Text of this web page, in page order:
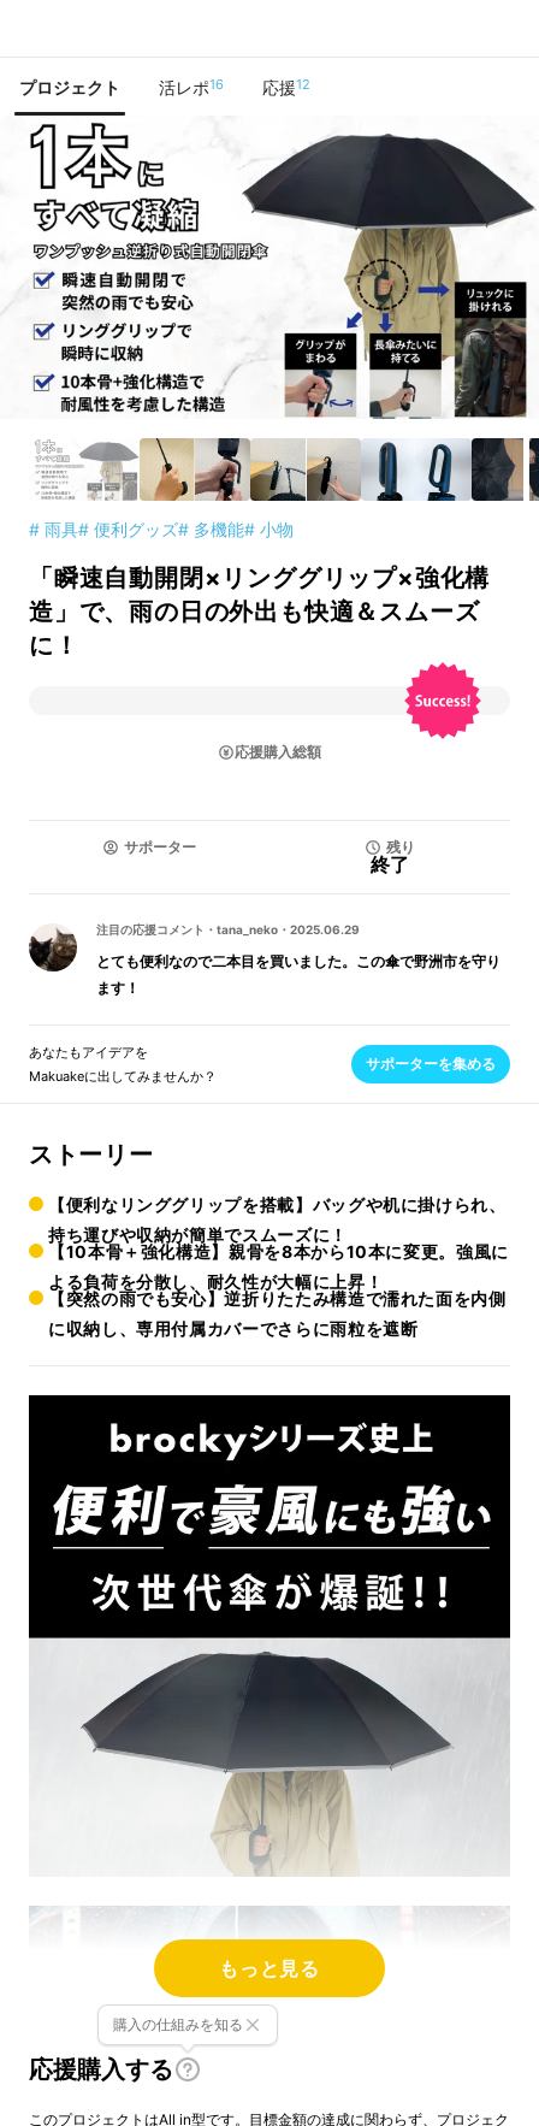
プロジェクト 活レポ16 応援12
# 雨具# 便利グッズ# 多機能# 小物
「瞬速自動開閉×リンググリップ×強化構
造」で、雨の日の外出も快適＆スムーズ
に！
応援購入総額
サポーター 残り
終了
注目の応援コメント ・ tana_neko ・ 2025.06.29
とても便利なので二本目を買いました。この傘で野洲市を守り
ます！
あなたもアイデアを
Makuakeに出してみませんか？
サポーターを集める
ストーリー
【便利なリンググリップを搭載】バッグや机に掛けられ、
持ち運びや収納が簡単でスムーズに！
【10本骨＋強化構造】親骨を8本から10本に変更。強風に
よる負荷を分散し、耐久性が大幅に上昇！
【突然の雨でも安心】逆折りたたみ構造で濡れた面を内側
に収納し、専用付属カバーでさらに雨粒を遮断
もっと見る
応援購入する
購入の仕組みを知る
このプロジェクトはAll in型です。目標金額の達成に関わらず、プロジェク